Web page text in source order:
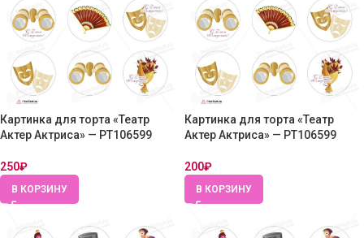
Картинка для торта «Театр
Актер Актриса» — PT106599
250₽
В КОРЗИНУ
Картинка для торта «Театр
Актер Актриса» — PT106599
200₽
В КОРЗИНУ